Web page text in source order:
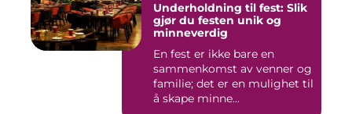
Underholdning til fest: Slik
gjør du festen unik og
minneverdig
En fest er ikke bare en
sammenkomst av venner og
familie; det er en mulighet til
å skape minne...